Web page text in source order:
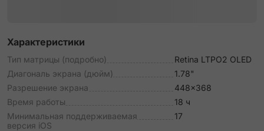
Характеристики
Тип матрицы (подробно)
Retina LTPO2 OLED
Диагональ экрана (дюйм)
1.78"
Разрешение экрана
448x368
Время работы
18 ч
Минимальная поддерживаемая
версия iOS
17